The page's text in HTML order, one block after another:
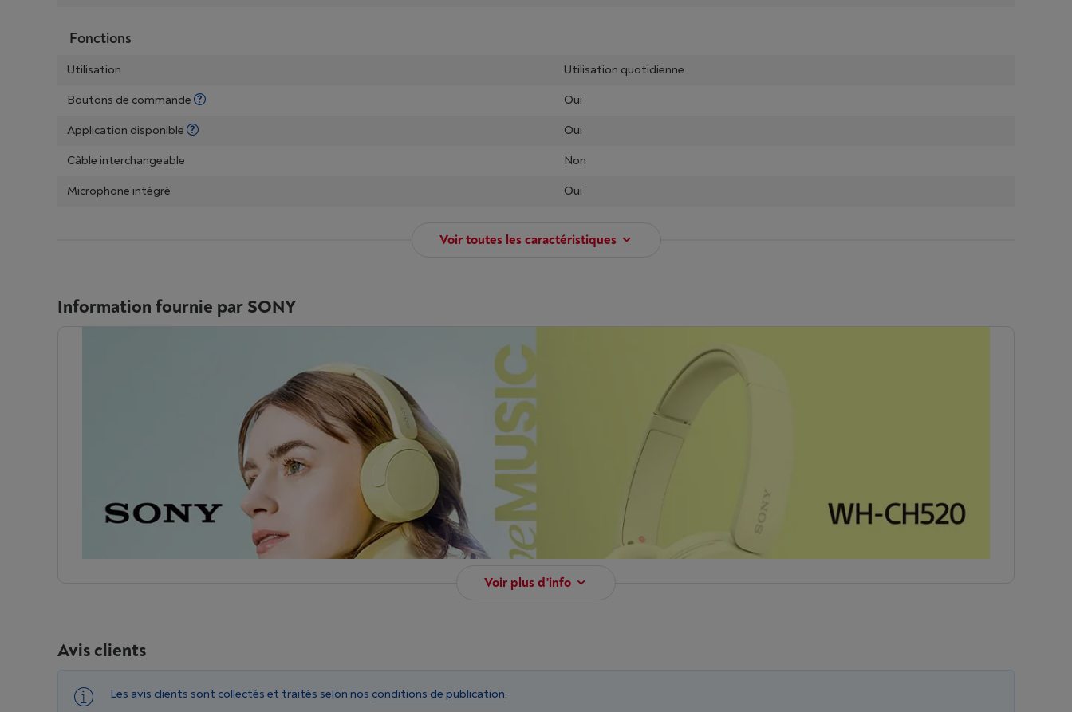
Fonctions
Utilisation
Utilisation quotidienne
Boutons de commande
Oui
Application disponible
Oui
Câble interchangeable
Non
Microphone intégré
Oui
Voir toutes les caractéristiques
Information fournie par SONY
Voir plus d'info
Avis clients
Les avis clients sont collectés et traités selon nos conditions de publication.